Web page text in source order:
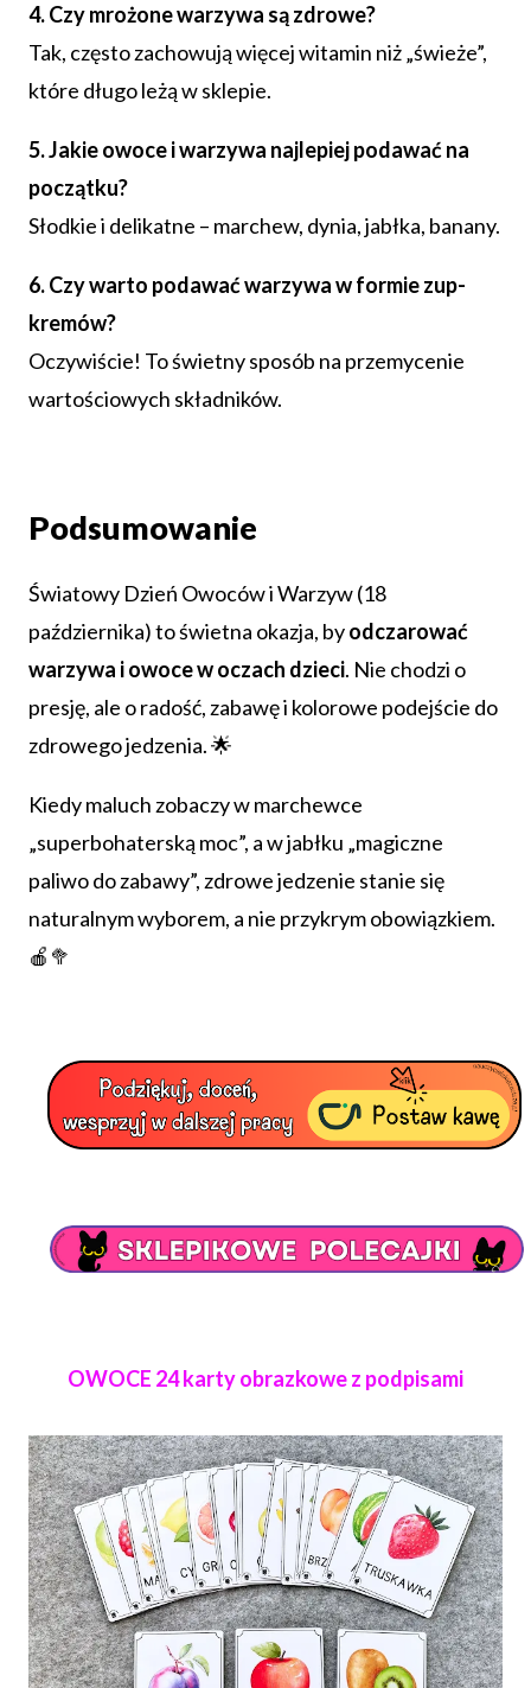
4. Czy mrożone warzywa są zdrowe?
Tak, często zachowują więcej witamin niż „świeże”,
które długo leżą w sklepie.
5. Jakie owoce i warzywa najlepiej podawać na
początku?
Słodkie i delikatne – marchew, dynia, jabłka, banany.
6. Czy warto podawać warzywa w formie zup-
kremów?
Oczywiście! To świetny sposób na przemycenie
wartościowych składników.
Podsumowanie
Światowy Dzień Owoców i Warzyw (18
października) to świetna okazja, byodczarować
warzywa i owoce w oczach dzieci. Nie chodzi o
presję, ale o radość, zabawę i kolorowe podejście do
zdrowego jedzenia. 🌟
Kiedy maluch zobaczy w marchewce
„superbohaterską moc”, a w jabłku „magiczne
paliwo do zabawy”, zdrowe jedzenie stanie się
naturalnym wyborem, a nie przykrym obowiązkiem.
🍎🥦
OWOCE 24 karty obrazkowe z podpisami